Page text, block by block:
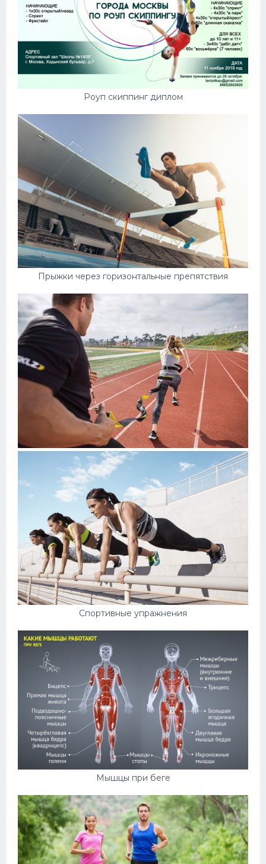
Роуп скиппинг диплом
Прыжки через горизонтальные препятствия
Спортивные упражнения
Мышцы при беге